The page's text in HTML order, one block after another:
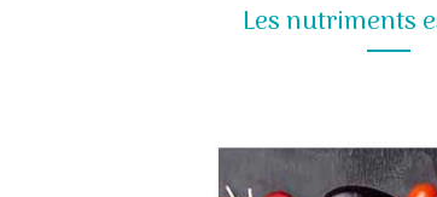
Les nutriments